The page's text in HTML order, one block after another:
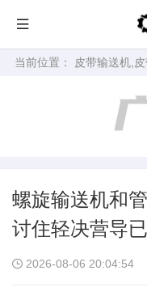
当前位置： 皮带输送机,
螺旋输送机和
讨住轻决营导
2026-08-06 20:04:54